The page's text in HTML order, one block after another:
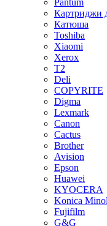
Pantum
Картриджи
Катюша
Toshiba
Xiaomi
Xerox
T2
Deli
COPYRITE
Digma
Lexmark
Canon
Cactus
Brother
Avision
Epson
Huawei
KYOCERA
Konica
Fujifilm
G&G